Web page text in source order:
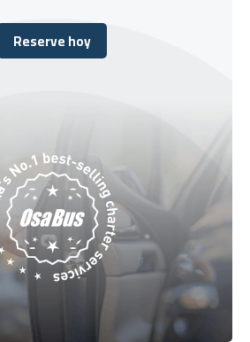
Reserve hoy
Reserve hoy